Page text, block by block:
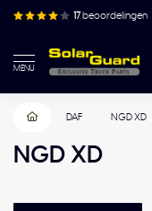
17 beoordelingen
MENU
DAF NGD XD
NGD XD